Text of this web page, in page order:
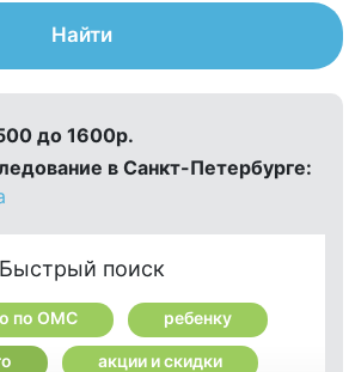
Найти
до 1600р.
в Санкт-Петербурге:
Быстрый поиск
по ОМС ребенку
акции и скидки